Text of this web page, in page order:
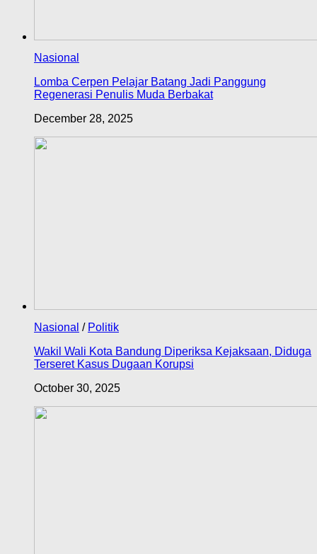
Nasional
Lomba Cerpen Pelajar Batang Jadi Panggung
Regenerasi Penulis Muda Berbakat
December 28, 2025
Nasional / Politik
Wakil Wali Kota Bandung Diperiksa Kejaksaan, Diduga
Terseret Kasus Dugaan Korupsi
October 30, 2025